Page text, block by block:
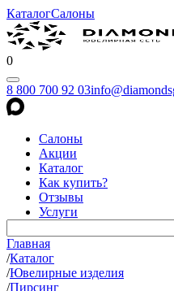
КаталогСалоны
0
8 800 700 92 03
Салоны
Акции
Каталог
Как купить?
Отзывы
Услуги
Главная
/Каталог
/Ювелирные изделия
/Пирсинг